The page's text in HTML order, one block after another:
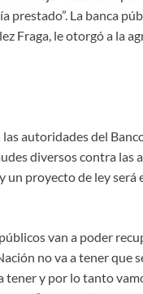
prestado”. La banca
Fraga, le otorgó a la
autoridades del
diversos contra las
proyecto de ley será
van a poder
no va a tener que
y por lo tanto